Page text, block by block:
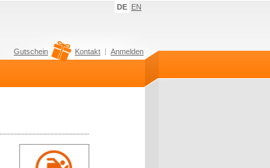
DE EN
Gutschein Kontakt Anmelden